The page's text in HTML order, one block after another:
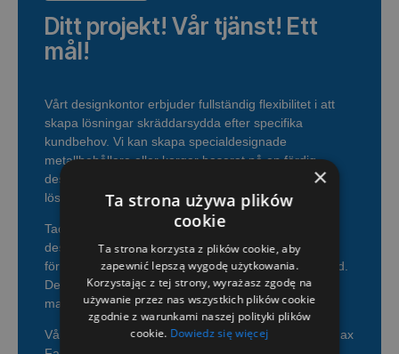
Ditt projekt! Vår tjänst! Ett
mål!
Vårt designkontor erbjuder fullständig flexibilitet i att
skapa lösningar skräddarsydda efter specifika
kundbehov. Vi kan skapa specialdesignade
metallbehållare eller korgar baserat på en färdig
design, eller så kan vi designa en skräddarsydd
lösning från grunden, med hänsyn till specifika krav.
Tack vare moderna tekniker som CAD (datorstödd
design) och CAE (datorstödd konstruktion) har vi full
förmåga att anpassa varje projekt till högsta standard.
Detta gör att vi kan svara på de mest krävande
marknadsbehoven.
Vårt designkontor använder även FARO Quantum Max
×
Ta strona używa plików
cookie
Ta strona korzysta z plików cookie, aby
zapewnić lepszą wygodę użytkowania.
Korzystając z tej strony, wyrażasz zgodę na
używanie przez nas wszystkich plików cookie
zgodnie z warunkami naszej polityki plików
cookie. Dowiedz się więcej